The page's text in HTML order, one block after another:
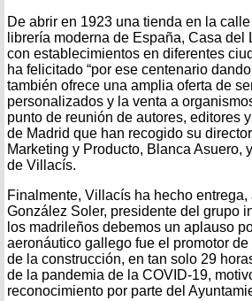
De abrir en 1923 una tienda en la
librería moderna de España, Casa
con establecimientos en diferentes
ha felicitado “por ese centenario
también ofrece una amplia oferta de
personalizados y la venta a
punto de reunión de autores, editores
de Madrid que han recogido su
Marketing y Producto, Blanca Asuero,
de Villacís.
Finalmente, Villacís ha hecho
González Soler, presidente del grupo
los madrileños debemos un aplauso
aeronáutico gallego fue el promotor
de la construcción, en tan solo 29
de la pandemia de la COVID-19,
reconocimiento por parte del